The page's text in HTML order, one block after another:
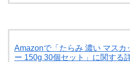
Amazonで「たらみ 濃い マスカ
ー 150g 30個セット」に関する